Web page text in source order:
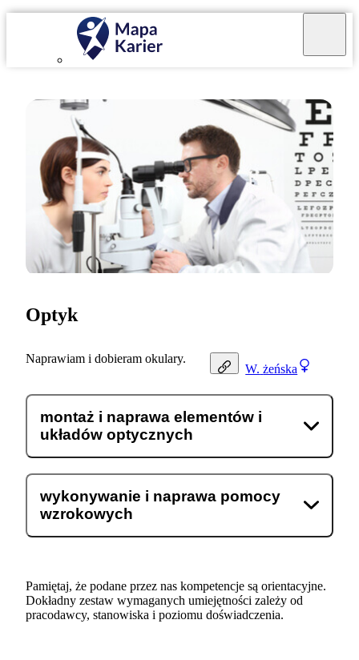
W. żeńska
Optyk
Naprawiam i dobieram okulary.
montaż i naprawa elementów i
układów optycznych
wykonywanie i naprawa pomocy
wzrokowych
Pamiętaj, że podane przez nas kompetencje są orientacyjne.
Dokładny zestaw wymaganych umiejętności zależy od
pracodawcy, stanowiska i poziomu doświadczenia.